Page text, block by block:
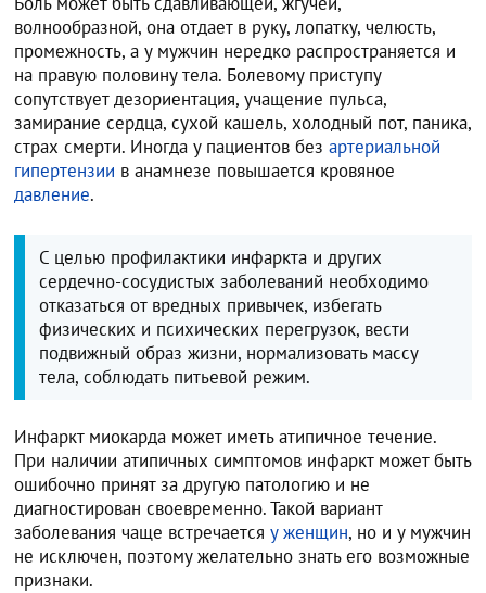
волнообразной, она отдает в руку, лопатку, челюсть,
промежность, а у мужчин нередко распространяется и
на правую половину тела. Болевому приступу
сопутствует дезориентация, учащение пульса,
замирание сердца, сухой кашель, холодный пот, паника,
страх смерти. Иногда у пациентов безартериальной
гипертензии в анамнезе повышается кровяное
давление.
С целью профилактики инфаркта и других
сердечно-сосудистых заболеваний необходимо
отказаться от вредных привычек, избегать
физических и психических перегрузок, вести
подвижный образ жизни, нормализовать массу
тела, соблюдать питьевой режим.
Инфаркт миокарда может иметь атипичное течение.
При наличии атипичных симптомов инфаркт может быть
ошибочно принят за другую патологию и не
диагностирован своевременно. Такой вариант
заболевания чаще встречаетсяу женщин, но и у мужчин
не исключен, поэтому желательно знать его возможные
признаки.